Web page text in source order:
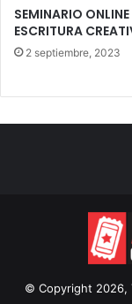
SEMINARIO ONLINE
ESCRITURA
2 septiembre, 2023
© Copyright 2026,